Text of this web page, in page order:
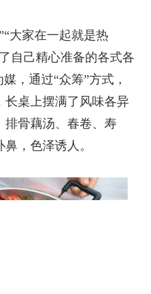
大家在一起就是热
自己精心准备的各式各
，通过“众筹”方式，
长桌上摆满了风味各异
排骨藕汤、春卷、寿
，色泽诱人。